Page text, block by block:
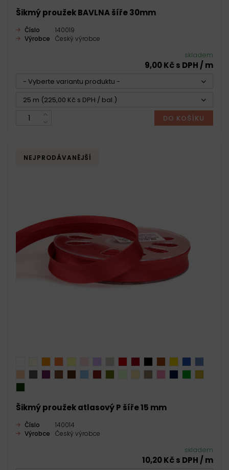
Šikmý proužek BAVLNA šíře 30mm
Číslo
140019
Výrobce
Český výrobce
skladem
9,00 Kč s DPH / m
- Vyberte variantu produktu -
25 m (225,00 Kč s DPH / bal.)
DO KOŠÍKU
NEJPRODÁVANĚJŠÍ
Šikmý proužek atlasový P šíře 15 mm
Číslo
140014
Výrobce
Český výrobce
skladem
10,20 Kč s DPH / m